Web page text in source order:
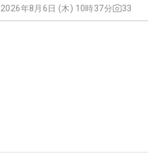
2026年8月6日 (木) 10時37分 33